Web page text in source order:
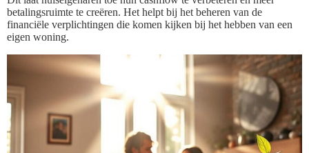
betalingsruimte te creëren. Het helpt bij het beheren van de
financiële verplichtingen die komen kijken bij het hebben van een
eigen woning.